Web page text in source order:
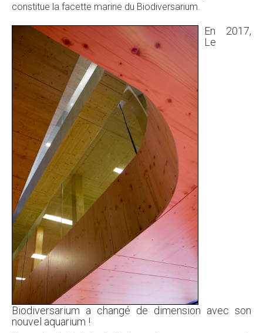
constitue la facette marine du Biodiversarium.
En 2017,
Le
Biodiversarium a changé de dimension avec son
nouvel aquarium !